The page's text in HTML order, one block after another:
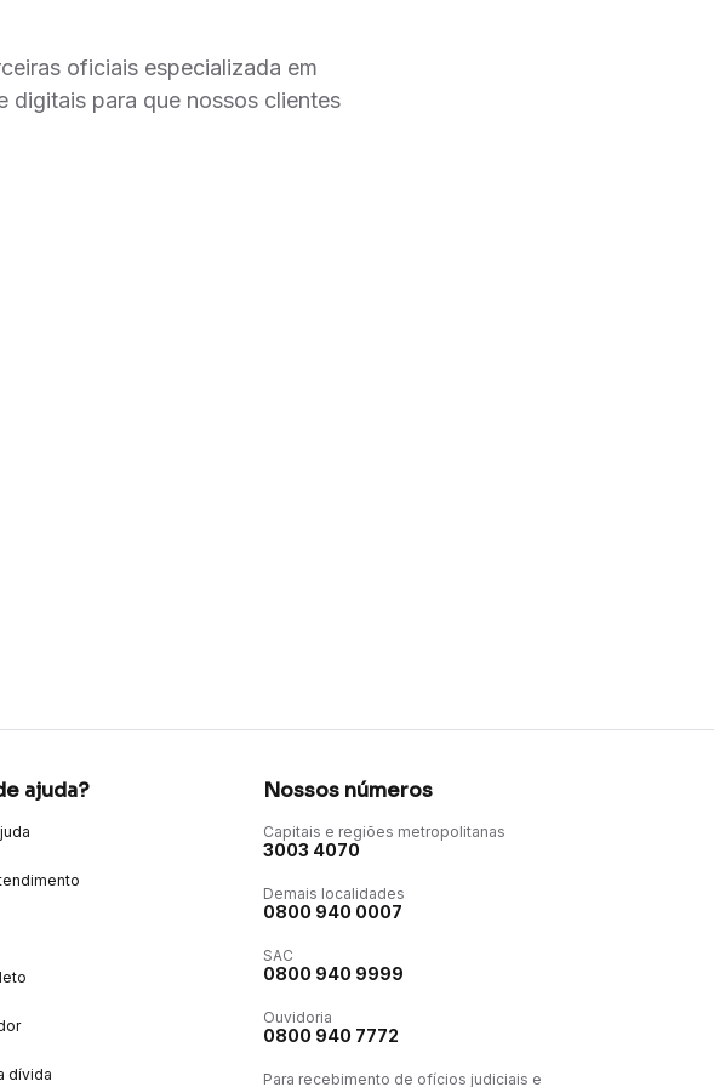
oficiais especializada em
digitais para que nossos clientes
ajuda?
dívida
Nossos números
Capitais e regiões metropolitanas
3003 4070
Demais localidades
0800 940 0007
SAC
0800 940 9999
Ouvidoria
0800 940 7772
Para recebimento de ofícios judiciais e